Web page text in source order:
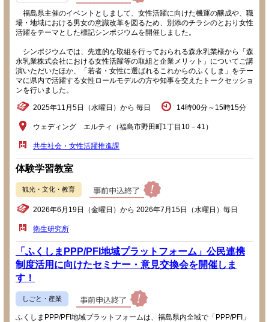
福島県主催のイベントとしまして、女性活躍に向けた機運の醸成や、職
場・地域における男女の意識改革を図るため、別添のチラシのとおり女性
活躍をテーマとした標記シンポジウムを開催しました。
シンポジウムでは、先進的な取組を行っておられる森永乳業様から「森
永乳業株式会社における女性活躍等の取組と企業メリット」についてご講
演いただいたほか、「若者・女性に選ばれるこれからのふくしま」をテー
マに県内で活躍する女性ロールモデルの方や知事を交えたトークセッショ
ンを行いました。
2025年11月5日（水曜日）から 毎日 14時00分～15時15分
ウェディング エルティ（福島市野田町1丁目10－41）
共生社会・女性活躍推進課
体験学習教室
観光・文化・教育
2026年6月19日（金曜日）から 2026年7月15日（水曜日）毎日
衛生研究所
「ふくしまPPP/PFI地域プラットフォーム」公民連携
制度活用に向けたセミナー・意見交換会を開催しま
す！
しごと・産業
ふくしまPPP/PFI地域プラットフォームは、福島県内全域で「PPP/PFI」